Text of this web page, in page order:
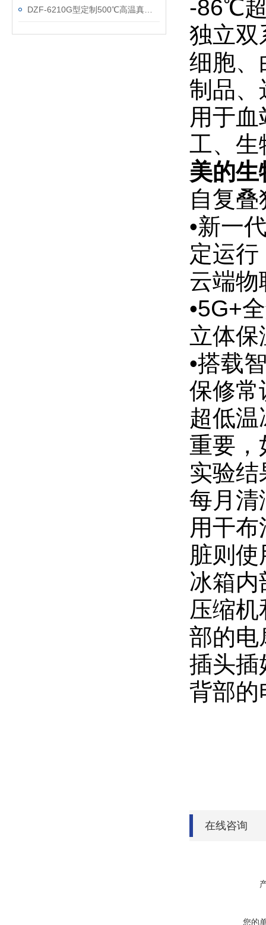
-86℃
独立双
细胞、
制品、
用于
工、生
美的
自复
•新一
定运行
云端物
•5G+
立体保
•搭载
保修常
超低
重要，
实验
每月清
用干
脏则
冰箱
压缩
部的电
插头插
背部的
在线咨询
您的